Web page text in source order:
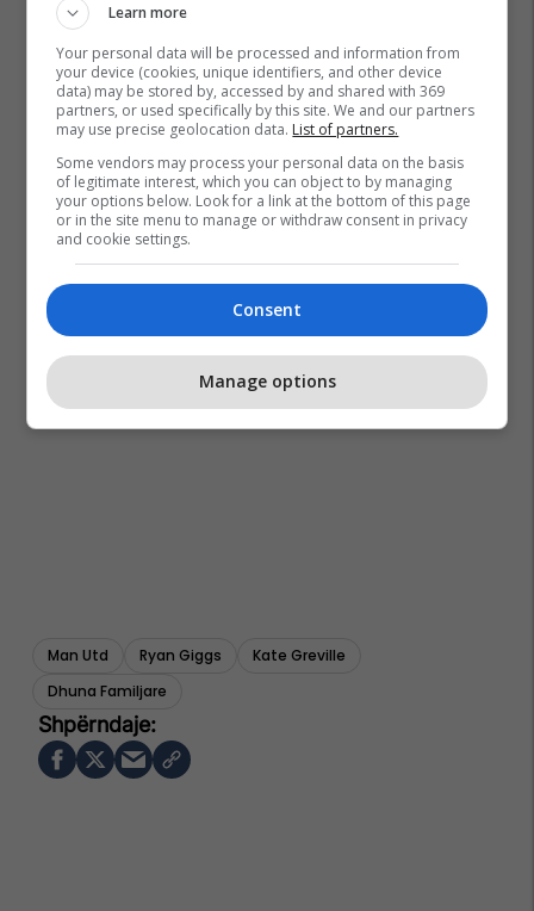
Man Utd Ryan Giggs
Kate Greville
Dhuna Familjare
Learn more
Your personal data will be processed and information from
your device (cookies, unique identifiers, and other device
data) may be stored by, accessed by and shared with 369
partners, or used specifically by this site. We and our partners
may use precise geolocation data. List of partners.
Some vendors may process your personal data on the basis
of legitimate interest, which you can object to by managing
your options below. Look for a link at the bottom of this page
or in the site menu to manage or withdraw consent in privacy
and cookie settings.
Consent
Manage options